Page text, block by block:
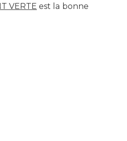
VERTE est la bonne